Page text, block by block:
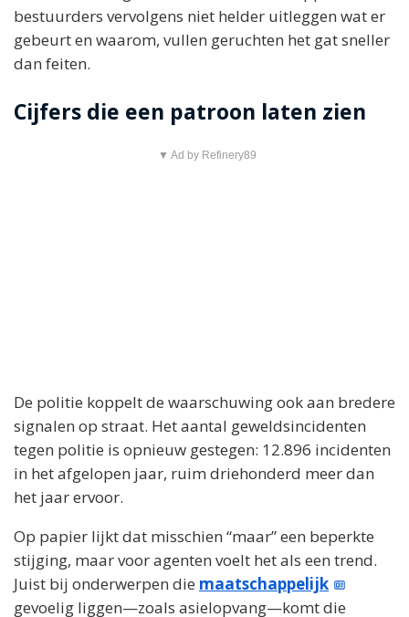
bestuurders vervolgens niet helder uitleggen wat er
gebeurt en waarom, vullen geruchten het gat sneller
dan feiten.
Cijfers die een patroon laten zien
▼ Ad by Refinery89
De politie koppelt de waarschuwing ook aan bredere
signalen op straat. Het aantal geweldsincidenten
tegen politie is opnieuw gestegen: 12.896 incidenten
in het afgelopen jaar, ruim driehonderd meer dan
het jaar ervoor.
Op papier lijkt dat misschien “maar” een beperkte
stijging, maar voor agenten voelt het als een trend.
Juist bij onderwerpen die maatschappelijk
gevoelig liggen—zoals asielopvang—komt die